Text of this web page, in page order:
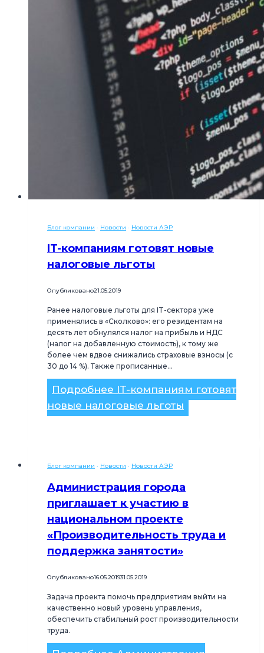
Блог компании · Новости · Новости АЭР
IT-компаниям готовят новые
налоговые льготы
Опубликовано21.05.2019
Ранее налоговые льготы для IT-сектора уже
применялись в «Сколково»: его резидентам на
десять лет обнулялся налог на прибыль и НДС
(налог на добавленную стоимость), к тому же
более чем вдвое снижались страховые взносы (с
30 до 14 %). Также прописанные…
Подробнее IT-компаниям готовят
новые налоговые льготы
Блог компании · Новости · Новости АЭР
Администрация города
приглашает к участию в
национальном проекте
«Производительность труда и
поддержка занятости»
Опубликовано16.05.201931.05.2019
Задача проекта помочь предприятиям выйти на
качественно новый уровень управления,
обеспечить стабильный рост производительности
труда.